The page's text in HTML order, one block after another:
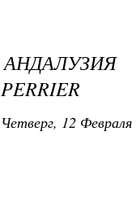
АНДАЛУЗИЯ
PERRIER
Четверг, 12